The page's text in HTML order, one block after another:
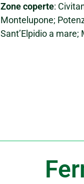
Zone coperte:
Montelupone;
Sant’Elpidio a mare;